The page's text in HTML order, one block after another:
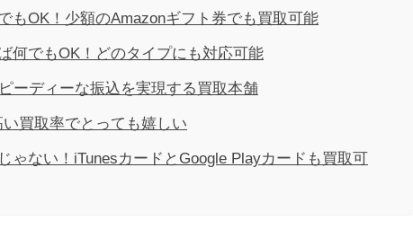
もOK！少額のAmazonギフト券でも買取可能
何でもOK！どのタイプにも対応可能
ーディーな振込を実現する買取本舗
買取率でとっても嬉しい
ゃない！iTunesカードとGoogle Playカードも買取可